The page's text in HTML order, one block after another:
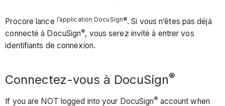
Procore lance l’application DocuSign®. Si vous n’êtes pas déjà
connecté à DocuSign®, vous serez invité à entrer vos
identifiants de connexion.
Connectez-vous à DocuSign®
If you are NOT logged into your DocuSign® account when